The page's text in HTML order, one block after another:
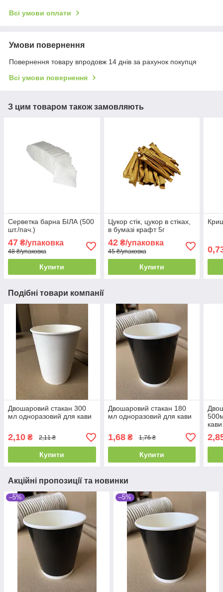
Всі умови оплати
Умови повернення
Повернення товару впродовж 14 днів за рахунок покупця
Всі умови повернення
З цим товаром також замовляють
Серветка барна БІЛА (500
шт./пач.)
47 ₴/упаковка
48 ₴/упаковка
Купити
Цукор стік, цукор в стіках,
в бумазі крафт 5г
42₴/упаковка
45 ₴/упаковка
Купити
Подібні товари компанії
Двошаровий стакан 300
мл одноразовий для кави
2,10 ₴ 2,11 ₴
Купити
Двошаровий стакан 180
мл одноразовий для кави
1,68₴ 1,76 ₴
Купити
кави
Акційні пропозиції та новинки
–5% –5%